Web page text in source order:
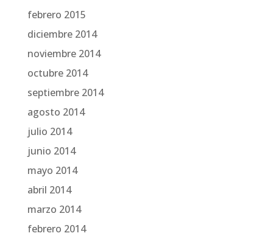
febrero 2015
diciembre 2014
noviembre 2014
octubre 2014
septiembre 2014
agosto 2014
julio 2014
junio 2014
mayo 2014
abril 2014
marzo 2014
febrero 2014